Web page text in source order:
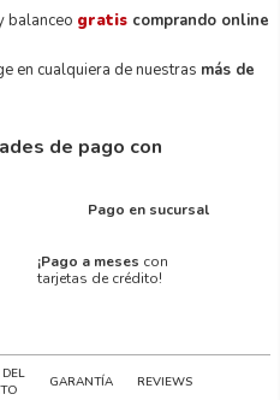
balanceo gratis comprando online
en cualquiera de nuestras más de
de pago con
Pago en sucursal
¡Pago a meses con
tarjetas de crédito!
GARANTÍA REVIEWS